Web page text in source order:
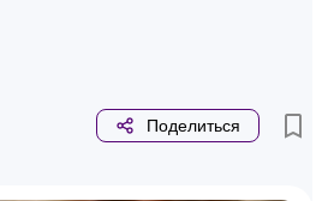
Поделиться